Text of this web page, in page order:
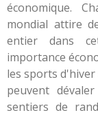
économique.
mondial attire
entier dans
importance
les sports
peuvent
sentiers de